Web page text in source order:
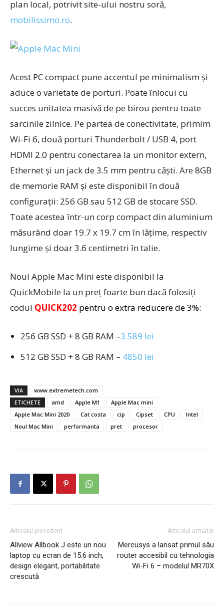
plan local, potrivit site-ului nostru soră,
mobilissimo.ro.
Acest PC compact pune accentul pe minimalism și
aduce o varietate de porturi. Poate înlocui cu
succes unitatea masivă de pe birou pentru toate
sarcinile zilnice. Pe partea de conectivitate, primim
Wi-Fi 6, două porturi Thunderbolt / USB 4, port
HDMI 2.0 pentru conectarea la un monitor extern,
Ethernet și un jack de 3.5 mm pentru căști. Are 8GB
de memorie RAM și este disponibil în două
configurații: 256 GB sau 512 GB de stocare SSD.
Toate acestea într-un corp compact din aluminium
măsurând doar 19.7 x 19.7 cm în lățime, respectiv
lungime și doar 3.6 centimetri în talie.
Noul Apple Mac Mini este disponibil la
QuickMobile la un preț foarte bun dacă folosiți
codul QUICK202 pentru o extra reducere de 3%:
256 GB SSD + 8 GB RAM –3.589 lei
512 GB SSD + 8 GB RAM – 4850 lei
VIA
www.extremetech.com
ETICHETE
amd Apple M1
Apple Mac mini
Apple Mac Mini 2020
Cat costa cip Cipset CPU
Intel
Noul Mac Mini
performanta pret procesor
Articolul precedent
Allview Allbook J este un nou
laptop cu ecran de 15.6 inch,
design elegant, portabilitate
crescută
Articolul următor
Mercusys a lansat primul său
router accesibil cu tehnologia
Wi-Fi 6 – modelul MR70X